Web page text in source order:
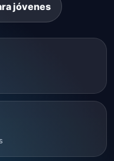
jóvenes